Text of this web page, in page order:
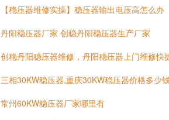
【稳压器维修实操】稳压器输出电压高怎么办
丹阳稳压器厂家 创稳丹阳稳压器生产厂家
创稳丹阳稳压器维修，丹阳稳压器上门维修快
三相30KW稳压器,重庆30KW稳压器价格多少
常州60KW稳压器厂家哪里有